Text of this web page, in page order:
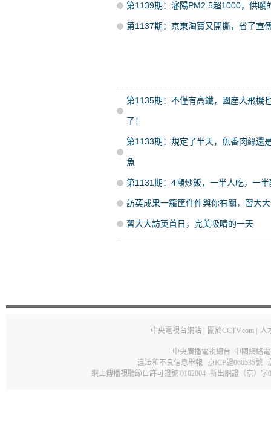
第1139期：瀋陽PM2.5超1000，供暖
第1137期：京東淘寶又開撕，省了宣
第1135期：不僅有高鐵，國産大飛機
了！
第1133期：規定了半天，魚香肉絲還
魚
第1131期：4噸炒飯，一半人吃，一
訪英成果一籮筐件件與你有關，習大
習大大訪英首日，完美吸睛的一天
中央電視台網站 關於CCTV.com 人
中央廣播電視總台 中國網絡
違法和不良信息舉報
京ICP證060535號
網上傳播視聽節目許可證號 0102004 新出網證（京）